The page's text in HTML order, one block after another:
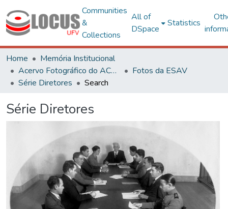
Communities
&
Collections
All of
DSpace
Statistics
Home
Memória Institucional
Acervo Fotográfico do ACH-UFV
Fotos da ESAV
Série Diretores
Search
Série Diretores